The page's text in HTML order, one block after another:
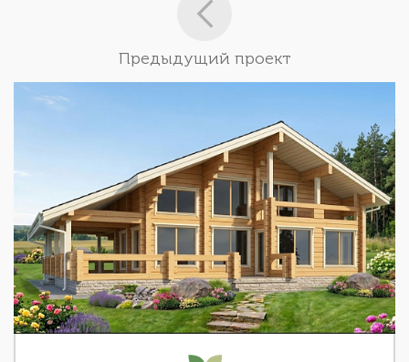
Предыдущий проект